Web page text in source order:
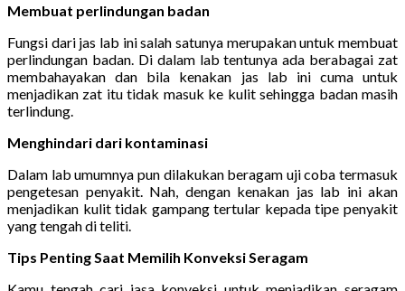
Membuat perlindungan badan
Fungsi dari jas lab ini salah satunya merupakan untuk membuat
perlindungan badan. Di dalam lab tentunya ada berabagai zat
membahayakan dan bila kenakan jas lab ini cuma untuk
menjadikan zat itu tidak masuk ke kulit sehingga badan masih
terlindung.
Menghindari dari kontaminasi
Dalam lab umumnya pun dilakukan beragam uji coba termasuk
pengetesan penyakit. Nah, dengan kenakan jas lab ini akan
menjadikan kulit tidak gampang tertular kepada tipe penyakit
yang tengah di teliti.
Tips Penting Saat Memilih Konveksi Seragam